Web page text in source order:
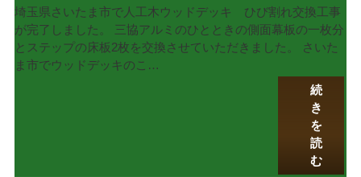
埼玉県さいたま市で人工木ウッドデッキ ひび割れ交換工事
が完了しました。 三協アルミのひとときの側面幕板の一枚分
とステップの床板2枚を交換させていただきました。 さいた
ま市でウッドデッキのこ…
続
き
を
読
む